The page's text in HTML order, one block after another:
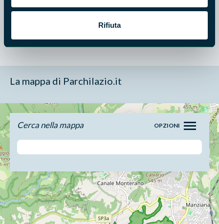
Rifiuta
La mappa di Parchilazio.it
Cerca nella mappa OPZIONI